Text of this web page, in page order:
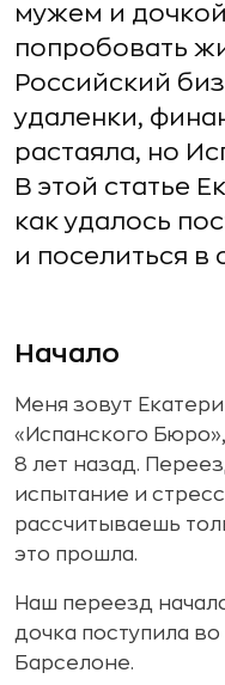
мужем и
попробовать
Российский
удаленки,
растаяла, но
В этой статье
как удалось
и поселиться в
Начало
Меня зовут
«Испанского
8 лет назад.
испытание и
рассчитываешь
это прошла.
Наш переезд
дочка поступила
Барселоне.